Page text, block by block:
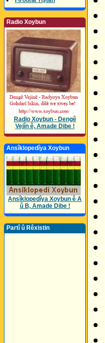
Radio Xoybun
Radio Xoybun - Dengê
Vejîn ê, Amade Dibe !
Ansîklopedîya Xoybun
Ansîklopedîya Xoybun ê A
û B, Amade Dibe !
Partî û Rêxistin